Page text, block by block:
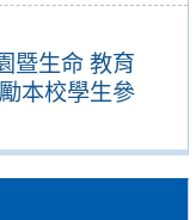
暨生命 教育
本校學生參